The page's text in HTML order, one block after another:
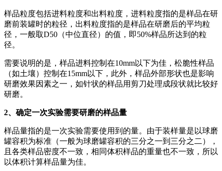
样品粒度包括进料粒度和出料粒度，进料粒度指的是样品在研
磨前装罐时的粒径，出料粒度指的是样品在研磨后的平均粒
径，一般取D50（中位直径）的值，即50%样品所达到的粒
径。
需要说明的是，样品进料控制在10mm以下为佳，松脆性样品
（如土壤）控制在15mm以下，此外，样品外部形状也是影响
研磨效果因素之一，如针状的样品用剪刀处理成段状就比较好
研磨。
2、确定一次实验需要研磨的样品量
样品量指的是一次实验需要使用到的量。由于装样量是以球磨
罐容积为标准（一般为球磨罐容积的三分之一到三分之二），
且各类样品密度不一致，相同体积样品的重量也不一致，所以
以体积计算样品量为佳。